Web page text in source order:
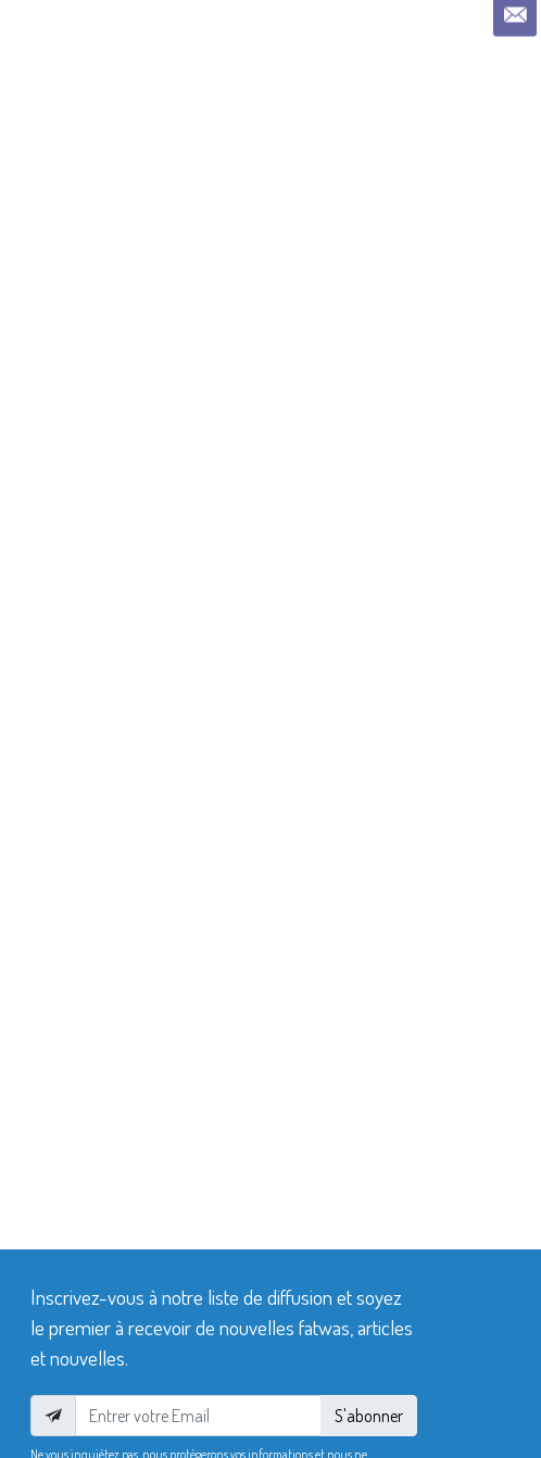
Inscrivez-vous à notre liste de diffusion et soyez
le premier à recevoir de nouvelles fatwas, articles
et nouvelles.
S'abonner
Ne vous inquiétez pas, nous protégerons vos informations et nous ne